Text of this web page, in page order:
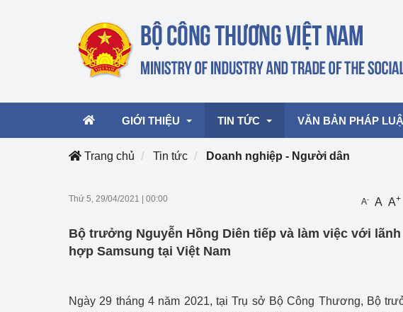
GIỚI THIỆU
Cơ cấu tổ chức
TIN TỨC
Hoạt động của
mại, Dịch vụ Việt Nam 2026
Hoạt động của Bộ trưởng
VĂN BẢN PHÁP
Trang chủ Tin tức Doanh nghiệp - Người dân
Thứ 5, 29/04/2021 00:00 A- A A+
Bộ trưởng Nguyễn Hồng Diên tiếp và làm việc với lãnh
hợp Samsung tại Việt Nam
Ngày 29 tháng 4 năm 2021, tại Trụ sở Bộ Công Thương, Bộ